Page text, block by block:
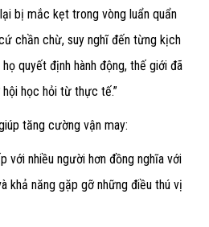
bị mắc kẹt trong vòng luẩn quẩn
chần chừ, suy nghĩ đến từng kịch
quyết định hành động, thế giới đã
học hỏi từ thực tế.”
tăng cường vận may:
với nhiều người hơn đồng nghĩa với
khả năng gặp gỡ những điều thú vị